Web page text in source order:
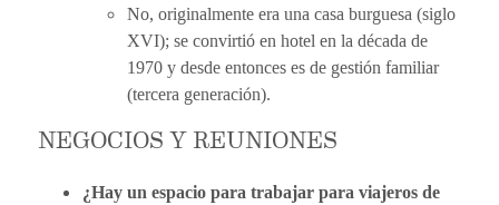
No, originalmente era una casa burguesa (siglo
XVI); se convirtió en hotel en la década de
1970 y desde entonces es de gestión familiar
(tercera generación).
NEGOCIOS Y REUNIONES
¿Hay un espacio para trabajar para viajeros de